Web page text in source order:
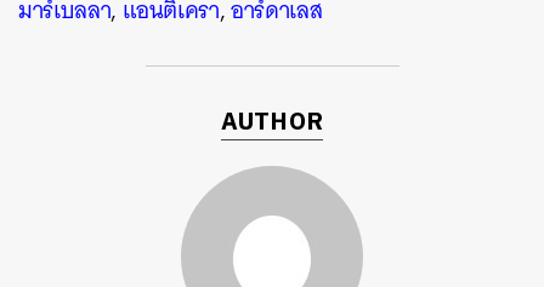
มาร์เบลลา, แอนติเครา,อาร์ดาเลส
AUTHOR